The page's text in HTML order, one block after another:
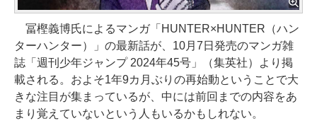
冨樫義博氏によるマンガ「HUNTER×HUNTER（ハン
ターハンター）」の最新話が、10月7日発売のマンガ雑
誌「週刊少年ジャンプ 2024年45号」（集英社）より掲
載される。およそ1年9カ月ぶりの再始動ということで大
きな注目が集まっているが、中には前回までの内容をあ
まり覚えていないという人もいるかもしれない。